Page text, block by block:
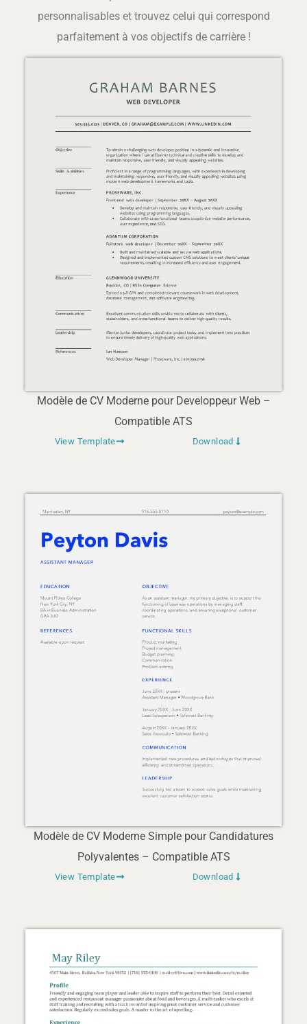
personnalisables et trouvez celui qui correspond
parfaitement à vos objectifs de carrière !
Modèle de CV Moderne pour Developpeur Web –
Compatible ATS
View Template Download
Modèle de CV Moderne Simple pour Candidatures
Polyvalentes – Compatible ATS
View Template Download